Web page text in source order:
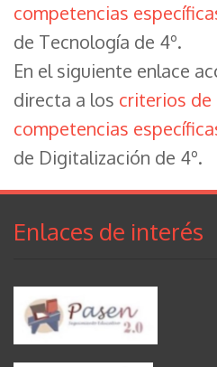
competencias
de Tecnología de 4º.
En el siguiente enlace
directa a los criterios de
competencias
de Digitalización de 4º.
Enlaces de interés